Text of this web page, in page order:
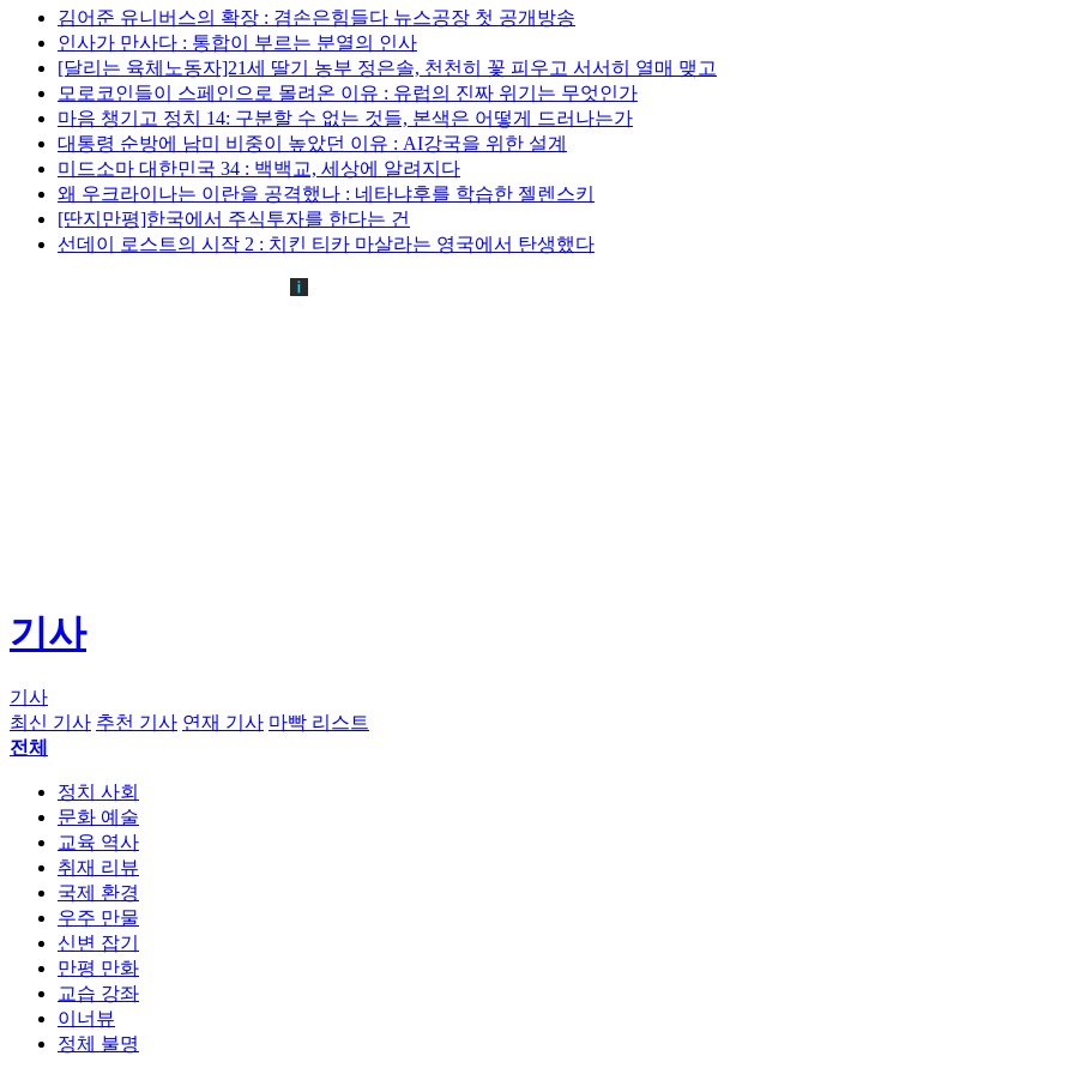
김어준 유니버스의 확장 : 겸손은힘들다 뉴스공장 첫 공개방송
인사가 만사다 : 통합이 부르는 분열의 인사
[달리는 육체노동자]21세 딸기 농부 정은솔, 천천히 꽃 피우고 서서히 열매 맺고
모로코인들이 스페인으로 몰려온 이유 : 유럽의 진짜 위기는 무엇인가
마음 챙기고 정치 14: 구분할 수 없는 것들, 본색은 어떻게 드러나는가
대통령 순방에 남미 비중이 높았던 이유 : AI강국을 위한 설계
미드소마 대한민국 34 : 백백교, 세상에 알려지다
왜 우크라이나는 이란을 공격했나 : 네타냐후를 학습한 젤렌스키
[딴지만평]한국에서 주식투자를 한다는 건
선데이 로스트의 시작 2 : 치킨 티카 마살라는 영국에서 탄생했다
기사
기사
최신 기사 추천 기사 연재 기사 마빡 리스트
전체
정치 사회
문화 예술
교육 역사
취재 리뷰
국제 환경
우주 만물
신변 잡기
만평 만화
교습 강좌
이너뷰
정체 불명